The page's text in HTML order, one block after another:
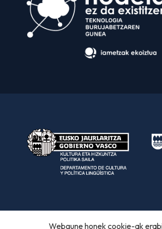
Webgune honek cookie-ak